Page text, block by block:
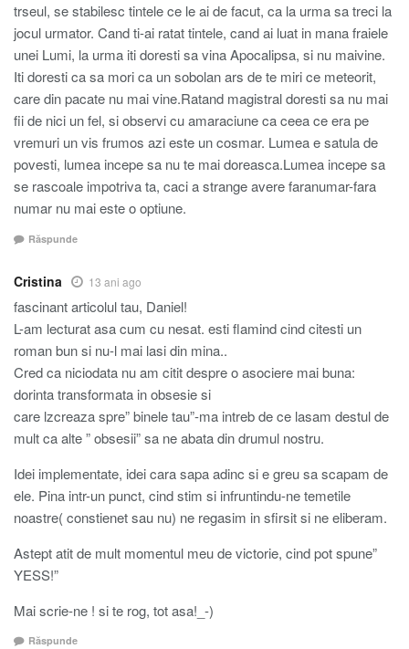
trseul, se stabilesc tintele ce le ai de facut, ca la urma sa treci la
jocul urmator. Cand ti-ai ratat tintele, cand ai luat in mana fraiele
unei Lumi, la urma iti doresti sa vina Apocalipsa, si nu maivine.
Iti doresti ca sa mori ca un sobolan ars de te miri ce meteorit,
care din pacate nu mai vine.Ratand magistral doresti sa nu mai
fii de nici un fel, si observi cu amaraciune ca ceea ce era pe
vremuri un vis frumos azi este un cosmar. Lumea e satula de
povesti, lumea incepe sa nu te mai doreasca.Lumea incepe sa
se rascoale impotriva ta, caci a strange avere faranumar-fara
numar nu mai este o optiune.
Răspunde
Cristina 13 ani ago
fascinant articolul tau, Daniel!
L-am lecturat asa cum cu nesat. esti flamind cind citesti un
roman bun si nu-l mai lasi din mina..
Cred ca niciodata nu am citit despre o asociere mai buna:
dorinta transformata in obsesie si
care lzcreaza spre” binele tau”-ma intreb de ce lasam destul de
mult ca alte ” obsesii” sa ne abata din drumul nostru.
Idei implementate, idei cara sapa adinc si e greu sa scapam de
ele. Pina intr-un punct, cind stim si infruntindu-ne temetile
noastre( constienet sau nu) ne regasim in sfirsit si ne eliberam.
Astept atit de mult momentul meu de victorie, cind pot spune”
YESS!”
Mai scrie-ne ! si te rog, tot asa!_-)
Răspunde